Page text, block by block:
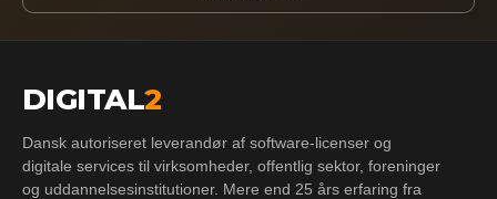
DIGITAL2
Dansk autoriseret leverandør af software-licenser og
digitale services til virksomheder, offentlig sektor, foreninger
og uddannelsesinstitutioner. Mere end 25 års erfaring fra